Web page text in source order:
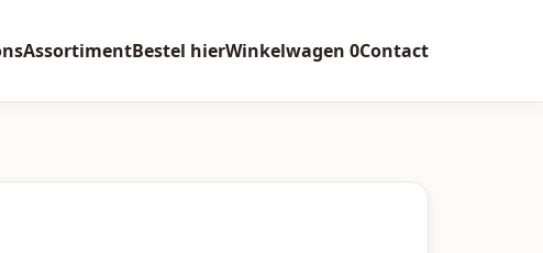
AssortimentBestel hierWinkelwagen 0Contact